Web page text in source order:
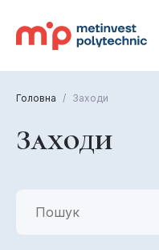
Головна / Заходи
Заходи